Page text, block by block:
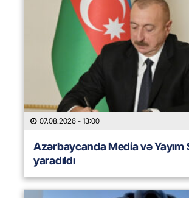
07.08.2026 - 13:00
Azərbaycanda Media və Yayım
yaradıldı